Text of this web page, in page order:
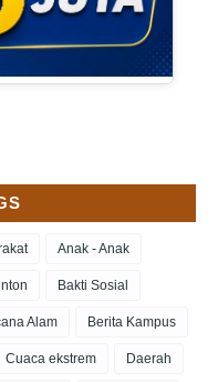
Anak - Anak
Bakti Sosial
Alam Berita Kampus
Cuaca ekstrem Daerah